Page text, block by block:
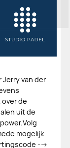
van der
de
uit de
mogelijk
-->